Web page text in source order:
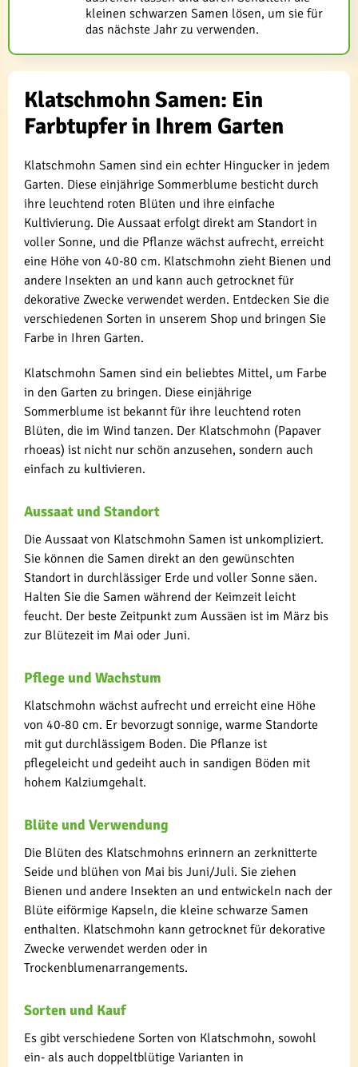
kleinen schwarzen Samen lösen, um sie für
das nächste Jahr zu verwenden.
Klatschmohn Samen: Ein
Farbtupfer in Ihrem Garten
Klatschmohn Samen sind ein echter Hingucker in jedem
Garten. Diese einjährige Sommerblume besticht durch
ihre leuchtend roten Blüten und ihre einfache
Kultivierung. Die Aussaat erfolgt direkt am Standort in
voller Sonne, und die Pflanze wächst aufrecht, erreicht
eine Höhe von 40-80 cm. Klatschmohn zieht Bienen und
andere Insekten an und kann auch getrocknet für
dekorative Zwecke verwendet werden. Entdecken Sie die
verschiedenen Sorten in unserem Shop und bringen Sie
Farbe in Ihren Garten.
Klatschmohn Samen sind ein beliebtes Mittel, um Farbe
in den Garten zu bringen. Diese einjährige
Sommerblume ist bekannt für ihre leuchtend roten
Blüten, die im Wind tanzen. Der Klatschmohn (Papaver
rhoeas) ist nicht nur schön anzusehen, sondern auch
einfach zu kultivieren.
Aussaat und Standort
Die Aussaat von Klatschmohn Samen ist unkompliziert.
Sie können die Samen direkt an den gewünschten
Standort in durchlässiger Erde und voller Sonne säen.
Halten Sie die Samen während der Keimzeit leicht
feucht. Der beste Zeitpunkt zum Aussäen ist im März bis
zur Blütezeit im Mai oder Juni.
Pflege und Wachstum
Klatschmohn wächst aufrecht und erreicht eine Höhe
von 40-80 cm. Er bevorzugt sonnige, warme Standorte
mit gut durchlässigem Boden. Die Pflanze ist
pflegeleicht und gedeiht auch in sandigen Böden mit
hohem Kalziumgehalt.
Blüte und Verwendung
Die Blüten des Klatschmohns erinnern an zerknitterte
Seide und blühen von Mai bis Juni/Juli. Sie ziehen
Bienen und andere Insekten an und entwickeln nach der
Blüte eiförmige Kapseln, die kleine schwarze Samen
enthalten. Klatschmohn kann getrocknet für dekorative
Zwecke verwendet werden oder in
Trockenblumenarrangements.
Sorten und Kauf
Es gibt verschiedene Sorten von Klatschmohn, sowohl
ein- als auch doppeltblütige Varianten in